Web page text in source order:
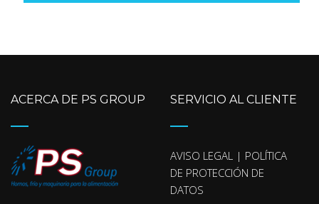
ACERCA DE PS GROUP SERVICIO AL CLIENTE
AVISO LEGAL | POLÍTICA
DE PROTECCIÓN DE
DATOS